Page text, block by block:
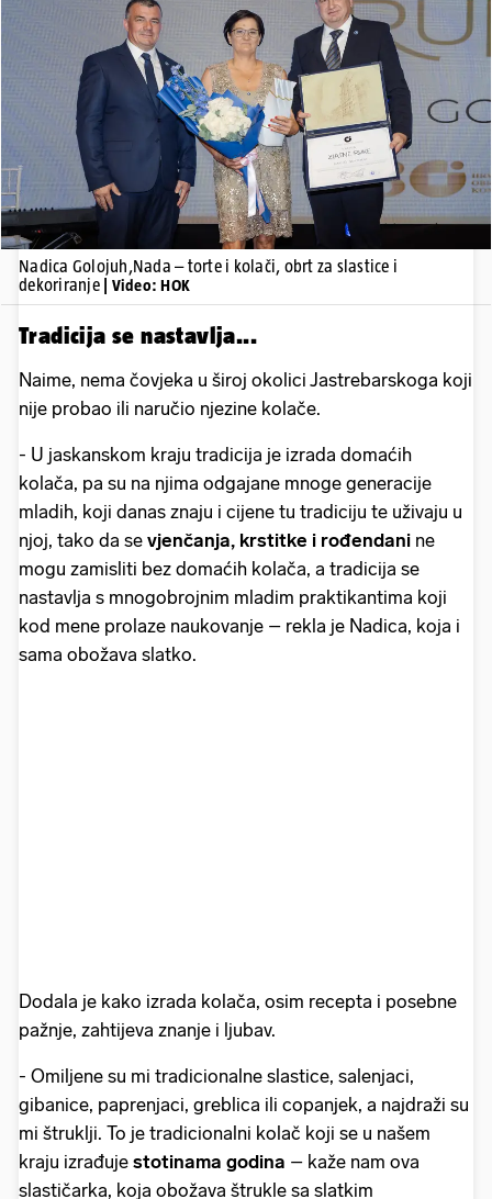
Pokretanje videa...
Nadica Golojuh,Nada – torte i kolači, obrt za slastice i
dekoriranje
| Video: HOK
Tradicija se nastavlja...
Naime, nema čovjeka u široj okolici Jastrebarskoga koji
nije probao ili naručio njezine kolače.
- U jaskanskom kraju tradicija je izrada domaćih
kolača, pa su na njima odgajane mnoge generacije
mladih, koji danas znaju i cijene tu tradiciju te uživaju u
njoj, tako da se vjenčanja, krstitke i rođendani ne
mogu zamisliti bez domaćih kolača, a tradicija se
nastavlja s mnogobrojnim mladim praktikantima koji
kod mene prolaze naukovanje – rekla je Nadica, koja i
sama obožava slatko.
Dodala je kako izrada kolača, osim recepta i posebne
pažnje, zahtijeva znanje i ljubav.
- Omiljene su mi tradicionalne slastice, salenjaci,
gibanice, paprenjaci, greblica ili copanjek, a najdraži su
mi štruklji. To je tradicionalni kolač koji se u našem
kraju izrađuje stotinama godina – kaže nam ova
slastičarka, koja obožava štrukle sa slatkim